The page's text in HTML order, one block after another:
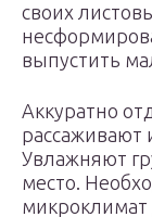
своих
выпустить
Аккуратно
рассаживают
Увлажняют
место.
микроклимат